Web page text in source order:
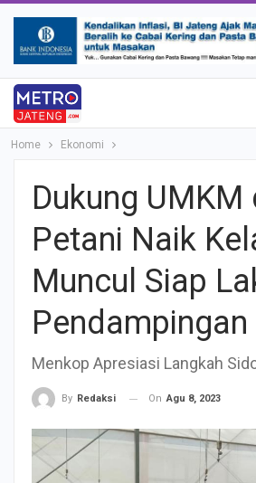
Home Ekonomi
Dukung UMKM
Petani Naik
Muncul Siap
Pendampingan
Menkop Apresiasi Langkah
By Redaksi On Agu 8, 2023